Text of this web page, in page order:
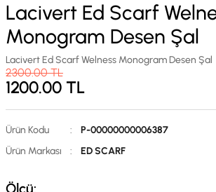
Lacivert Ed Scarf
Monogram Desen Şal
Lacivert Ed Scarf Welness Monogram Desen Şal
2300.00TL
1200.00 TL
Ürün Kodu :
P-00000000006387
Ürün Markası
: ED SCARF
Ölçü: